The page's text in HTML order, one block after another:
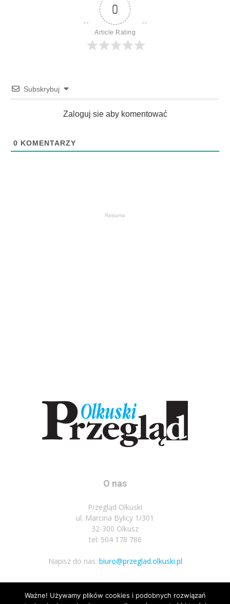
0
Article Rating
Subskrybuj
Zaloguj sie aby komentować
0 KOMENTARZY
Reklama
O nas
Przegląd Olkuski
ul. Marcina Bylicy 1/301
32-300 Olkusz
tel: 504 178 786
Napisz do nas: biuro@przeglad.olkuski.pl
Podążaj za nami
Ważne! Używamy plików cookies i podobnych rozwiązań